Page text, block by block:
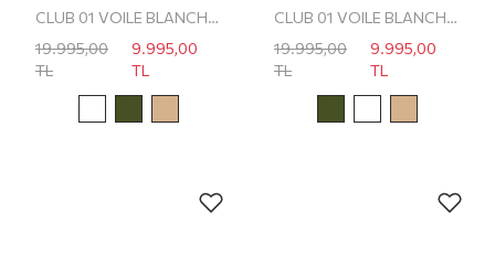
CLUB 01 VOILE BLANCHE ERKEK SNEAKER
19.995,00
TL
9.995,00
TL
CLUB 01 VOILE BLANCHE ERKEK SNEAKER
19.995,00
TL
9.995,00
TL